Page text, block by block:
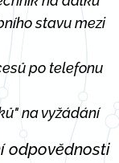
stavu mezi
po telefonu
na vyžádání
odpovědnosti